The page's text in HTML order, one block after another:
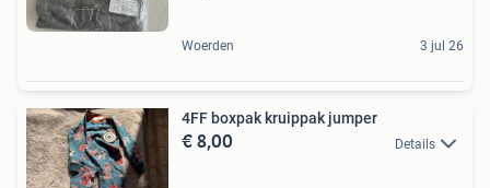
Woerden 3 jul 26
4FF boxpak kruippak jumper
€ 8,00 Details